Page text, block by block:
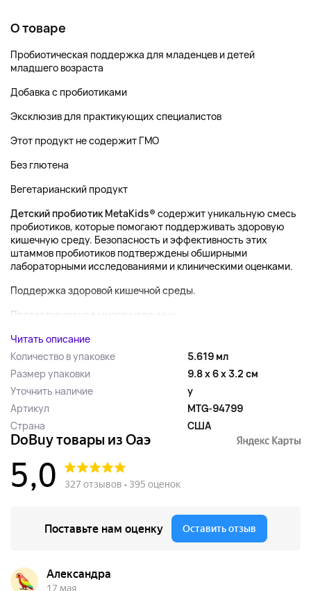
О товаре
Пробиотическая поддержка для младенцев и детей
младшего возраста
Добавка с пробиотиками
Эксклюзив для практикующих специалистов
Этот продукт не содержит ГМО
Без глютена
Вегетарианский продукт
Детский пробиотик MetaKids® содержит уникальную смесь
пробиотиков, которые помогают поддерживать здоровую
кишечную среду. Безопасность и эффективность этих
штаммов пробиотиков подтверждены обширными
лабораторными исследованиями и клиническими оценками.
Поддержка здоровой кишечной среды.
Протестировано в многочисленных...
Читать описание
Количество в упаковке
5.619 мл
Размер упаковки
9.8 x 6 x 3.2 см
Уточнить наличие
y
Артикул
MTG-94799
Страна
США